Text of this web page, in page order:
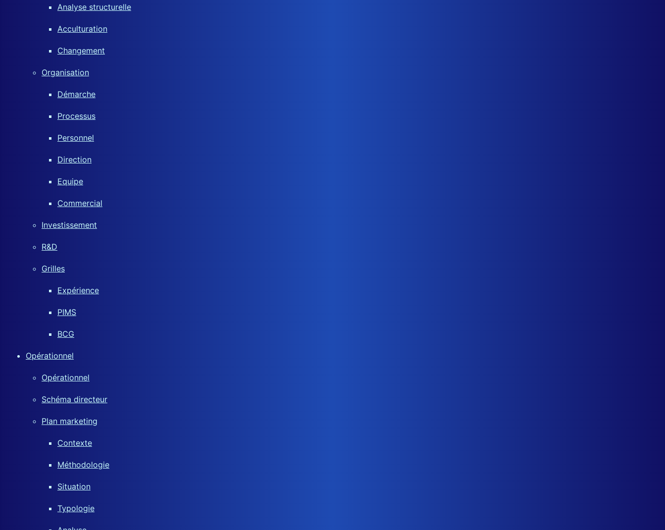
Analyse structurelle
Acculturation
Changement
Organisation
Démarche
Processus
Personnel
Direction
Equipe
Commercial
Investissement
R&D
Grilles
Expérience
PIMS
BCG
Opérationnel
Opérationnel
Schéma directeur
Plan marketing
Contexte
Méthodologie
Situation
Typologie